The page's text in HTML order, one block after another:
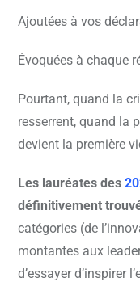
Ajoutées à vos
Évoquées à chaque
Pourtant, quand la
resserrent, quand la
devient la première
Les lauréates des
définitivement
catégories (de
montantes aux
d’essayer d’inspirer